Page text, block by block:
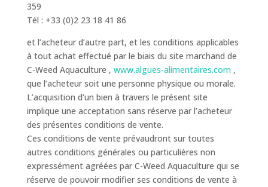
359
Tél : +33 (0)2 23 18 41 86
et l’acheteur d’autre part, et les conditions applicables
à tout achat effectué par le biais du site marchand de
C-Weed Aquaculture , www.algues-alimentaires.com,
que l’acheteur soit une personne physique ou morale.
L’acquisition d’un bien à travers le présent site
implique une acceptation sans réserve par l’acheteur
des présentes conditions de vente.
Ces conditions de vente prévaudront sur toutes
autres conditions générales ou particulières non
expressément agréées par C-Weed Aquaculture qui se
réserve de pouvoir modifier ses conditions de vente à